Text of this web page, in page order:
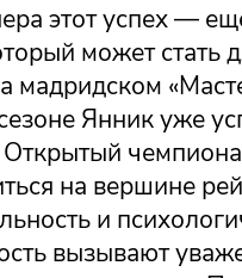
этот успех —
может стать
мадридском
Янник уже
Открытый
на вершине
и
вызывают